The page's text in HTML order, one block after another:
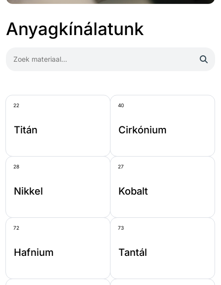
Anyagkínálatunk
22
Titán
40
Cirkónium
28
Nikkel
27
Kobalt
72
Hafnium
73
Tantál